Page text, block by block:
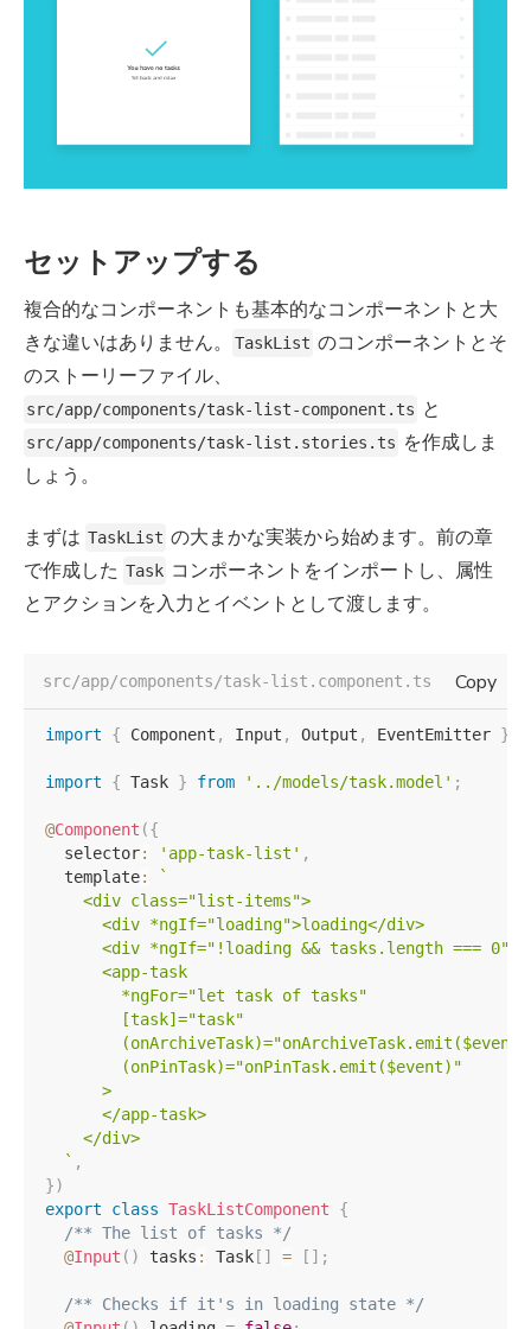
セットアップする
複合的なコンポーネントも基本的なコンポーネントと大
きな違いはありません。
TaskList のコンポーネントとそ
のストーリーファイル、
src/app/components/task-list-component.ts と
src/app/components/task-list.stories.ts を作成しま
しょう。
まずは TaskList の大まかな実装から始めます。前の章
で作成した Task コンポーネントをインポートし、属性
とアクションを入力とイベントとして渡します。
Copy
src/app/components/task-list.component.ts
import { Component , Input , Output , EventEmitter }
import { Task } from '../models/task.model' ;
@Component ({
  selector
: 'app-task-list' ,
  template
:
`
    <div class="list-items">
      <div *ngIf="loading">loading</div>
<div *ngIf="!loading && tasks.length ===
      <app-task
        *ngFor="let task of tasks"
        [task]="task"
        (onPinTask)="onPinTask.emit($event)"
      >
      </app-task>
    </div>
` ,
})
export
class TaskListComponent
{
/** The list of tasks */
@Input ( ) tasks : Task [ ] = [ ] ;
/** Checks if it's in loading state */